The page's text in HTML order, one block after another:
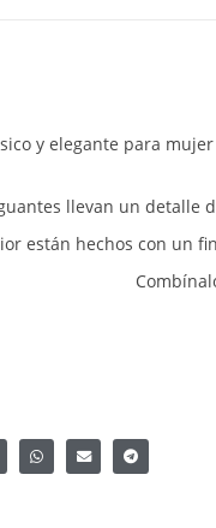
y elegante para
llevan un
están hechos con un